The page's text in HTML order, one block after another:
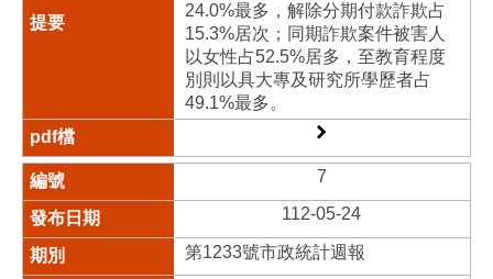
24.0%最多，解除分期付款詐欺占
15.3%居次；同期詐欺案件被害人
以女性占52.5%居多，至教育程度
別則以具大專及研究所學歷者占
49.1%最多。
7
112-05-24
第1233號市政統計週報